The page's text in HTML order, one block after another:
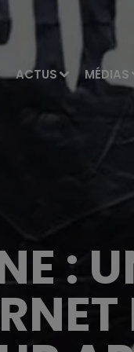
ACTUS MÉDIAS
: